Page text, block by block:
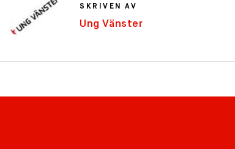
SKRIVEN AV
Ung Vänster